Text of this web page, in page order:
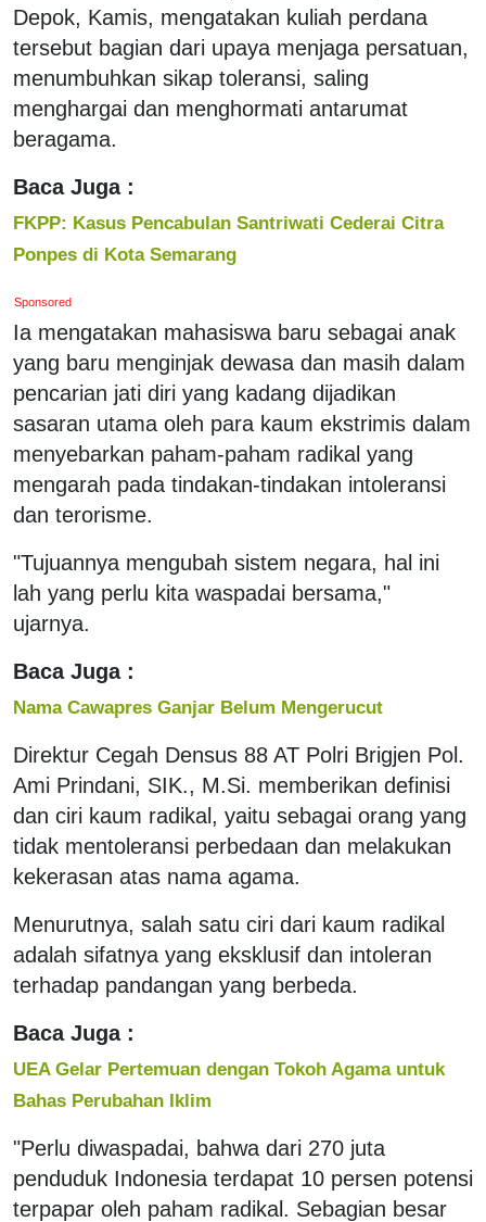
Depok, Kamis, mengatakan kuliah perdana
tersebut bagian dari upaya menjaga persatuan,
menumbuhkan sikap toleransi, saling
menghargai dan menghormati antarumat
beragama.
Baca Juga :
FKPP: Kasus Pencabulan Santriwati Cederai Citra
Ponpes di Kota Semarang
Sponsored
Ia mengatakan mahasiswa baru sebagai anak
yang baru menginjak dewasa dan masih dalam
pencarian jati diri yang kadang dijadikan
sasaran utama oleh para kaum ekstrimis dalam
menyebarkan paham-paham radikal yang
mengarah pada tindakan-tindakan intoleransi
dan terorisme.
"Tujuannya mengubah sistem negara, hal ini
lah yang perlu kita waspadai bersama,"
ujarnya.
Baca Juga :
Nama Cawapres Ganjar Belum Mengerucut
Direktur Cegah Densus 88 AT Polri Brigjen Pol.
Ami Prindani, SIK., M.Si. memberikan definisi
dan ciri kaum radikal, yaitu sebagai orang yang
tidak mentoleransi perbedaan dan melakukan
kekerasan atas nama agama.
Menurutnya, salah satu ciri dari kaum radikal
adalah sifatnya yang eksklusif dan intoleran
terhadap pandangan yang berbeda.
Baca Juga :
UEA Gelar Pertemuan dengan Tokoh Agama untuk
Bahas Perubahan Iklim
"Perlu diwaspadai, bahwa dari 270 juta
penduduk Indonesia terdapat 10 persen potensi
terpapar oleh paham radikal. Sebagian besar